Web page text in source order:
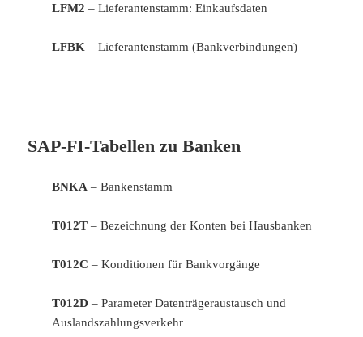
LFM2 – Lieferantenstamm: Einkaufsdaten
LFBK – Lieferantenstamm (Bankverbindungen)
SAP-FI-Tabellen zu Banken
BNKA – Bankenstamm
T012T – Bezeichnung der Konten bei Hausbanken
T012C – Konditionen für Bankvorgänge
T012D – Parameter Datenträgeraustausch und
Auslandszahlungsverkehr